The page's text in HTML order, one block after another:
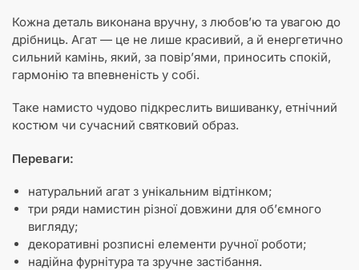
Кожна деталь виконана вручну, з любов’ю та увагою до
дрібниць. Агат — це не лише красивий, а й енергетично
сильний камінь, який, за повір’ями, приносить спокій,
гармонію та впевненість у собі.
Таке намисто чудово підкреслить вишиванку, етнічний
костюм чи сучасний святковий образ.
Переваги:
натуральний агат з унікальним відтінком;
три ряди намистин різної довжини для об’ємного
вигляду;
декоративні розписні елементи ручної роботи;
надійна фурнітура та зручне застібання.